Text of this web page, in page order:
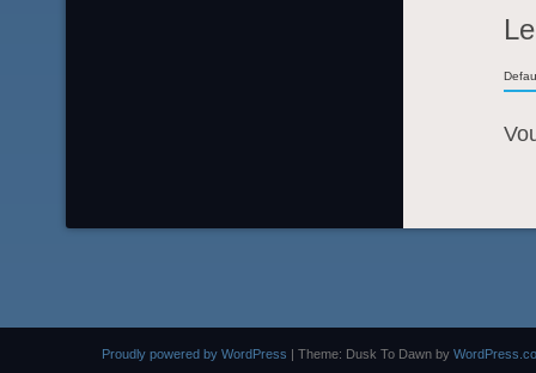
Proudly powered by WordPress | Theme: Dusk To Dawn by